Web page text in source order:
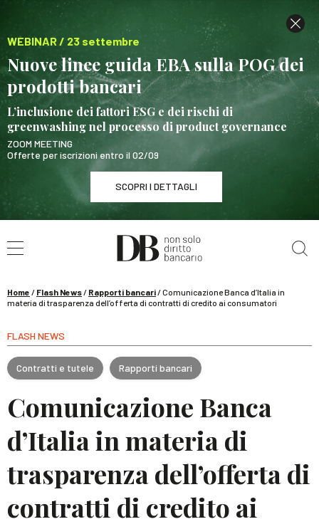
WEBINAR / 23 settembre
Nuove linee guida EBA sulla POG dei
prodotti bancari
L’inclusione dei fattori ESG e dei rischi di
greenwashing nel processo di product governance
ZOOM MEETING
Offerte per iscrizioni entro il 02/09
SCOPRI I DETTAGLI
WEBINAR / 23 settembre
Nuove linee guida EBA sulla POG dei prodotti
SCOPRI I DETTAGLI
Home / Flash News/ Rapporti bancari/Comunicazione Banca d’Italia in
materia di trasparenza dell’offerta di contratti di credito ai consumatori
FLASH NEWS
Contratti e tutele Rapporti bancari
Comunicazione Banca
d’Italia in materia di
trasparenza dell’offerta di
contratti di credito ai